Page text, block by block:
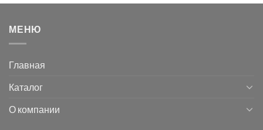
МЕНЮ
Главная
Каталог
О компании